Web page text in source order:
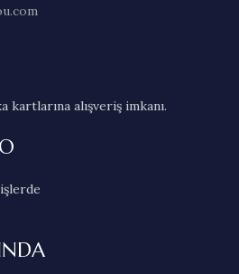
alışveriş imkanı.